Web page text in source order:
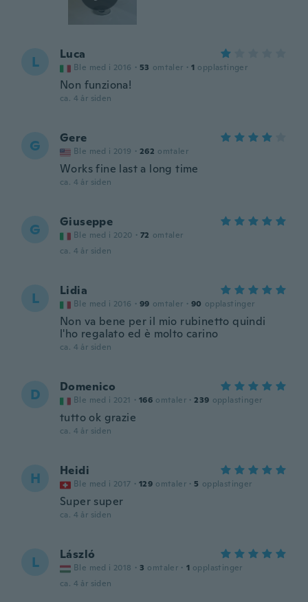
L Luca
Ble med i 2016 · 53 omtaler · 1 opplastinger
Non funziona!
ca. 4 år siden
G Gere
Ble med i 2019 · 262 omtaler
Works fine last a long time
ca. 4 år siden
G Giuseppe
Ble med i 2020 · 72 omtaler
ca. 4 år siden
L Lidia
Ble med i 2016 · 99 omtaler · 90 opplastinger
Non va bene per il mio rubinetto quindi
l'ho regalato ed è molto carino
ca. 4 år siden
D Domenico
Ble med i 2021 · 166 omtaler · 239 opplastinger
tutto ok grazie
ca. 4 år siden
H Heidi
Ble med i 2017 · 129 omtaler · 5 opplastinger
Super super
ca. 4 år siden
L László
Ble med i 2018 · 3 omtaler · 1 opplastinger
ca. 4 år siden